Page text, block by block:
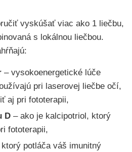
vyskúšať viac ako 1 liečbu,
s lokálnou liečbou.
– vysokoenergetické lúče
pri laserovej liečbe očí,
aj pri fototerapii,
D – ako je kalcipotriol, ktorý
fototerapii,
potláča váš imunitný